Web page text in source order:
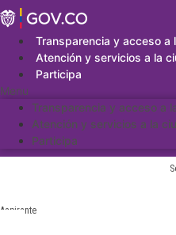
Saltar
al
contenidoTransparencia y acceso a
Atención y servicios a la
Participa
Menu
Transparencia y acceso a
Atención y servicios a la
Participa
Aspirante